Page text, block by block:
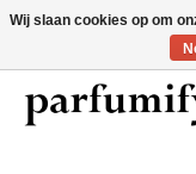
750+ Geuren | Gratis
Wij slaan cookies op om